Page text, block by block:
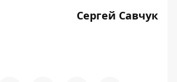
Сергей Савчук